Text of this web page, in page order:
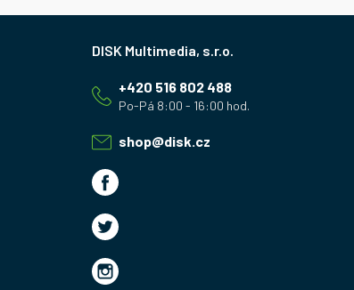
shop@disk.cz
+420 516 802 488